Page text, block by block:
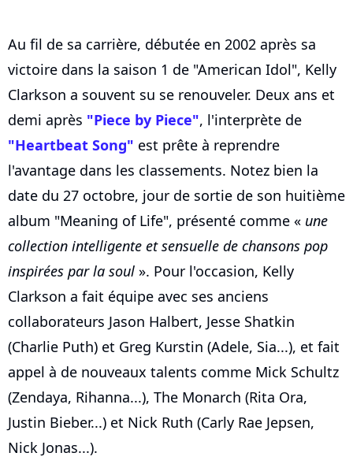
Au fil de sa carrière, débutée en 2002 après sa
victoire dans la saison 1 de "American Idol", Kelly
Clarkson a souvent su se renouveler. Deux ans et
demi après "Piece by Piece", l'interprète de
"Heartbeat Song" est prête à reprendre
l'avantage dans les classements. Notez bien la
date du 27 octobre, jour de sortie de son huitième
album "Meaning of Life", présenté comme « une
collection intelligente et sensuelle de chansons pop
inspirées par la soul ». Pour l'occasion, Kelly
Clarkson a fait équipe avec ses anciens
collaborateurs Jason Halbert, Jesse Shatkin
(Charlie Puth) et Greg Kurstin (Adele, Sia...), et fait
appel à de nouveaux talents comme Mick Schultz
(Zendaya, Rihanna...), The Monarch (Rita Ora,
Justin Bieber...) et Nick Ruth (Carly Rae Jepsen,
Nick Jonas...).